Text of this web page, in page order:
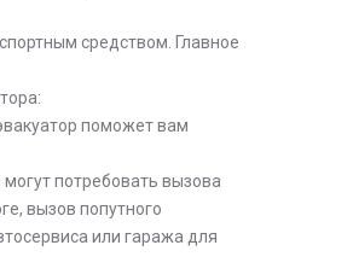
средством. Главное
поможет вам
потребовать вызова
вызов попутного
или гаража для